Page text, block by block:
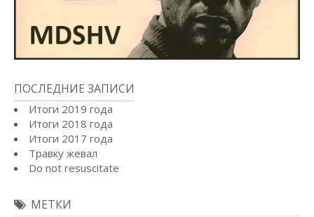
ПОСЛЕДНИЕ ЗАПИСИ
Итоги 2019 года
Итоги 2018 года
Итоги 2017 года
Травку жевал
Do not resuscitate
МЕТКИ